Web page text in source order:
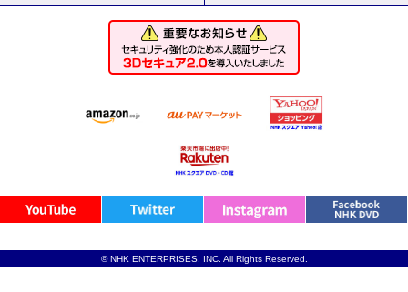
© NHK ENTERPRISES, INC. All Rights Reserved.